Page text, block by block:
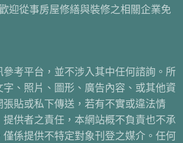
迎從事房屋修繕與裝修之相關企業免
考平台，並不涉入其中任何諮詢。所
、照片、圖形、廣告內容、或其他資
貼或私下傳送，若有不實或違法情
供者之責任，本網站概不負責也不承
係提供不特定對象刊登之媒介。任何